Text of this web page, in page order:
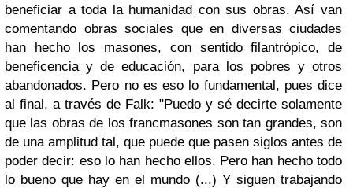
beneficiar a toda la humanidad con sus obras. Así van
comentando obras sociales que en diversas ciudades
han hecho los masones, con sentido filantrópico, de
beneficencia y de educación, para los pobres y otros
abandonados. Pero no es eso lo fundamental, pues dice
al final, a través de Falk: "Puedo y sé decirte solamente
que las obras de los francmasones son tan grandes, son
de una amplitud tal, que puede que pasen siglos antes de
poder decir: eso lo han hecho ellos. Pero han hecho todo
lo bueno que hay en el mundo (...) Y siguen trabajando